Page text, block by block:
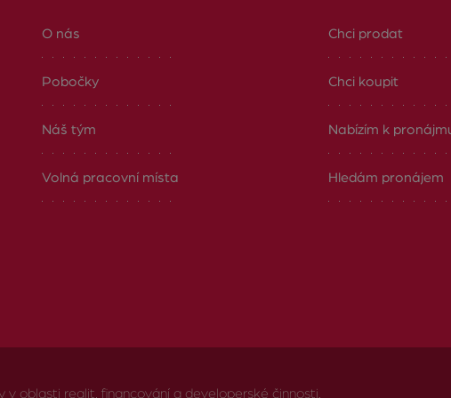
O nás
Pobočky
Náš tým
Volná pracovní místa
Chci prodat
Chci koupit
Nabízím k
Hledám pronájem
oblasti realit, financování a developerské činnosti.